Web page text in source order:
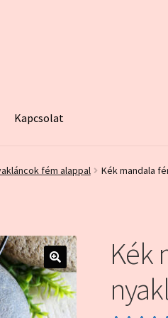
Kapcsolat
minta oldal FiókomHome
fém alappal Kék mandala
🔍
Kék